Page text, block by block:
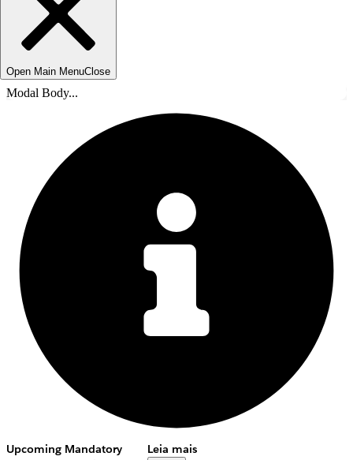
Open Main MenuClose
Modal Body...
Upcoming Mandatory
Leia mais